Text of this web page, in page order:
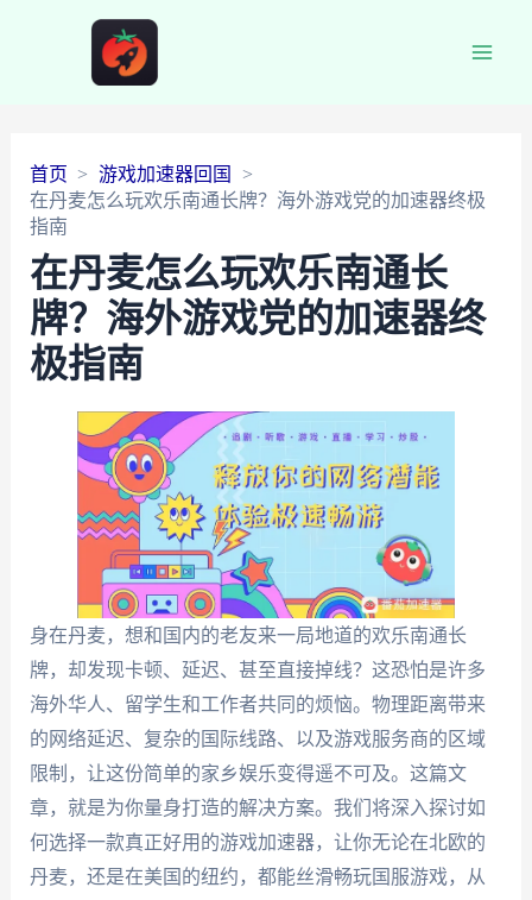
首页
游戏加速器回国
在丹麦怎么玩欢乐南通长牌？海外游戏党的加速器终极
指南
在丹麦怎么玩欢乐南通长
牌？海外游戏党的加速器终
极指南
身在丹麦，想和国内的老友来一局地道的欢乐南通长
牌，却发现卡顿、延迟、甚至直接掉线？这恐怕是许多
海外华人、留学生和工作者共同的烦恼。物理距离带来
的网络延迟、复杂的国际线路、以及游戏服务商的区域
限制，让这份简单的家乡娱乐变得遥不可及。这篇文
章，就是为你量身打造的解决方案。我们将深入探讨如
何选择一款真正好用的游戏加速器，让你无论在北欧的
丹麦，还是在美国的纽约，都能丝滑畅玩国服游戏，从